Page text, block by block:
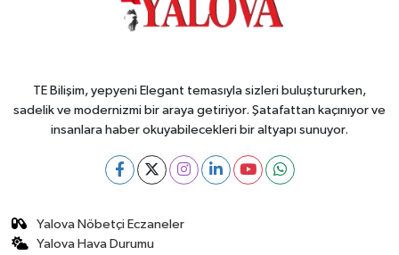
TE Bilişim, yepyeni Elegant temasıyla sizleri buluştururken,
sadelik ve modernizmi bir araya getiriyor. Şatafattan kaçınıyor ve
insanlara haber okuyabilecekleri bir altyapı sunuyor.
Yalova Nöbetçi Eczaneler
Yalova Hava Durumu